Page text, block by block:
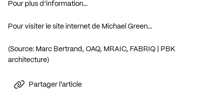
Pour plus d’information…
Pour visiter le site internet de Michael Green…
(Source: Marc Bertrand, OAQ, MRAIC, FABRIQ | PBK
architecture)
Partager l'article